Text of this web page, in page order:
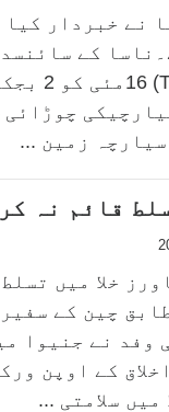
نے خبردار
کے
زمین ...
قائم نہ
خلا میں
چین کے
وفد نے جنیوا
کے اوپن
سلامتی ...